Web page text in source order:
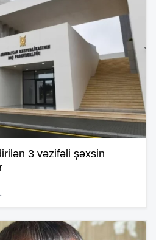
3 vəzifəli şəxsin